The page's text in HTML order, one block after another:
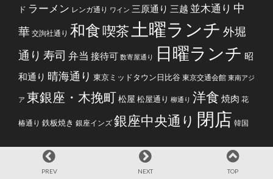
ド ラーメン レンガ通り ワイン 三原通り 三越 並木通り 中
華 交詢社通り 和食喫茶 土曜ランチ 外堀
通り 寿司 弁当 接待可 数寄屋通り 日曜ランチ 昭
和通り 晴海通り 東京ミッドタウン日比谷 東京交通会館 東南アジ
ア 東銀座・木挽町松屋 松屋通り 柳通り 洋食 焼肉 花
椿通り 鉄板焼き 銀座インズ 銀座中央通り 閉店 韓国
PREV NEXT TOP